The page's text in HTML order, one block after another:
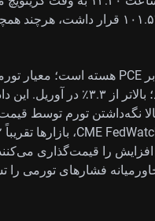
سالانه برسد؛ بالاتر
نگه‌داشتن تورم توسط
را قیمت‌گذاری
فشارهای تورمی